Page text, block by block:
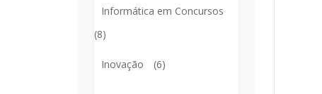
Informática em Concursos
(8)
Inovação (6)